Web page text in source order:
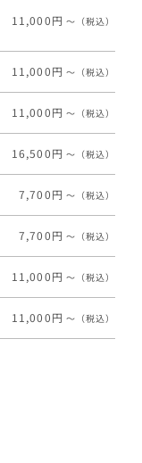
11,000円 〜（税込）
11,000円 〜（税込）
11,000円 〜（税込）
16,500円 〜（税込）
7,700円 〜（税込）
7,700円 〜（税込）
11,000円 〜（税込）
11,000円 〜（税込）